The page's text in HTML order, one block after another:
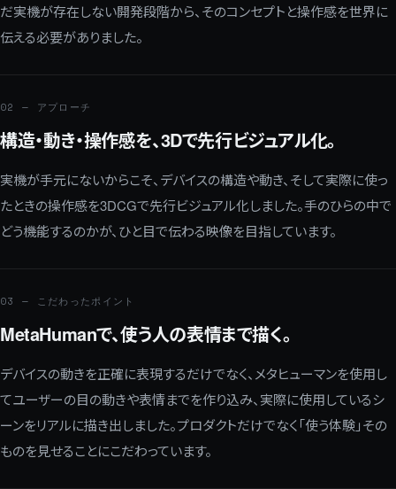
だ実機が存在しない開発段階から、そのコンセプトと操作感を世界に
伝える必要がありました。
02 — アプローチ
構造・動き・操作感を、3Dで先行ビジュアル化。
実機が手元にないからこそ、デバイスの構造や動き、そして実際に使っ
たときの操作感を3DCGで先行ビジュアル化しました。手のひらの中で
どう機能するのかが、ひと目で伝わる映像を目指しています。
03 — こだわったポイント
MetaHumanで、使う人の表情まで描く。
デバイスの動きを正確に表現するだけでなく、メタヒューマンを使用し
てユーザーの目の動きや表情までを作り込み、実際に使用しているシ
ーンをリアルに描き出しました。プロダクトだけでなく「使う体験」その
ものを見せることにこだわっています。